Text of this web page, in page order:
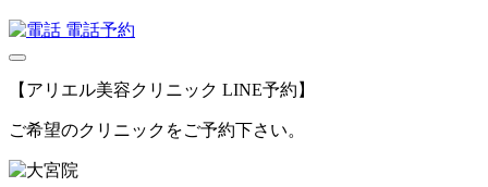
電話予約
【アリエル美容クリニック LINE予約】
ご希望のクリニックをご予約下さい。